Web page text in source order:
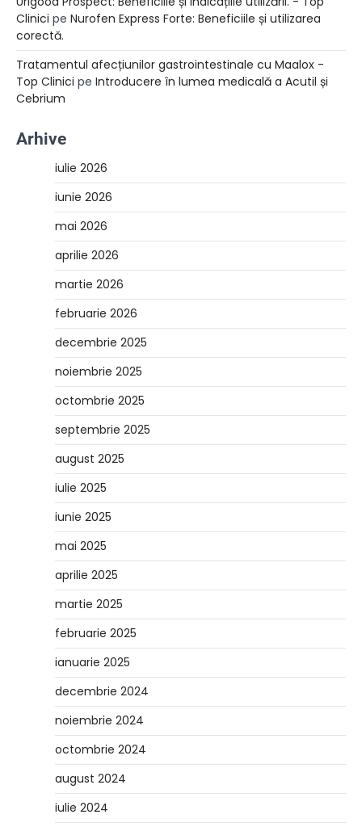
Clinici pe Nurofen Express Forte: Beneficiile și utilizarea
corectă.
Tratamentul afecțiunilor gastrointestinale cu Maalox -
Top Clinici pe Introducere în lumea medicală a Acutil și
Cebrium
Arhive
iulie 2026
iunie 2026
mai 2026
aprilie 2026
martie 2026
februarie 2026
decembrie 2025
noiembrie 2025
octombrie 2025
septembrie 2025
august 2025
iulie 2025
iunie 2025
mai 2025
aprilie 2025
martie 2025
februarie 2025
ianuarie 2025
decembrie 2024
noiembrie 2024
octombrie 2024
august 2024
iulie 2024